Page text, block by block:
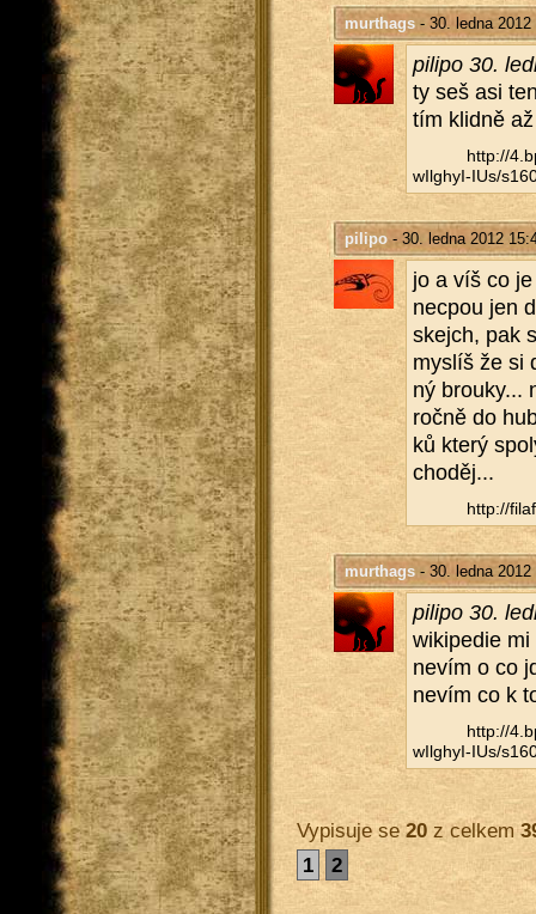
murthags- 30. ledna 2012
pi­li­po 30.
ty seš asi
tím klid­ně
http://​
wIlghyI-IUs/​
pilipo- 30. ledna 2012
jo a víš co
ne­cpou jen
skejch, pak
mys­líš že si
ný brou­ky...
ročně do
ků který
cho­děj...
http://​
murthags- 30. ledna 2012
pi­li­po 30.
wi­ki­pe­die
nevím o co
nevím co k
http://​
wIlghyI-IUs/​
Vypisuje se20z celkem
1
2